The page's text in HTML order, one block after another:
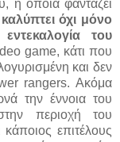
η οποία φαντάζει
όχι μόνο
του
game, κάτι που
και δεν
rangers. Ακόμα
την έννοια του
περιοχή του
κάποιος επιτέλους